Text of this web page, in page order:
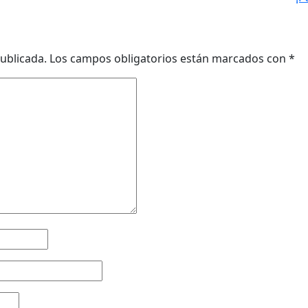
Los campos obligatorios están marcados con *